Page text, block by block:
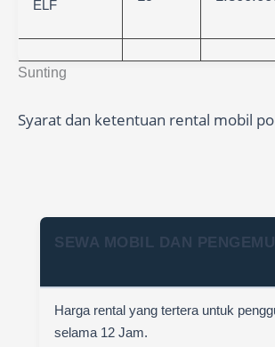
Sunting
ELF
Syarat dan ketentuan rental mobil
SEWA MOBIL DAN
Harga rental yang tertera untuk
selama 12 Jam.